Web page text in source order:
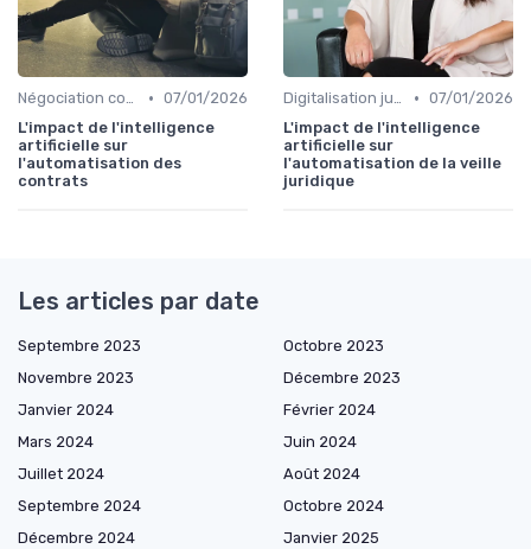
Négociation contrats • 07/01/2026
L'impact de l'intelligence
artificielle sur
l'automatisation des
contrats
Digitalisation juridique • 07/01/2026
L'impact de l'intelligence
artificielle sur
l'automatisation de la veille
juridique
Les articles par date
Septembre 2023
Octobre 2023
Novembre 2023
Décembre 2023
Janvier 2024
Février 2024
Mars 2024
Juin 2024
Juillet 2024
Août 2024
Septembre 2024
Octobre 2024
Décembre 2024
Janvier 2025